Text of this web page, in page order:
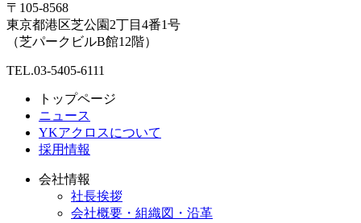
〒105-8568
東京都港区芝公園2丁目4番1号
（芝パークビルB館12階）
TEL.03-5405-6111
トップページ
ニュース
YKアクロスについて
採用情報
会社情報
社長挨拶
会社概要・組織図・沿革